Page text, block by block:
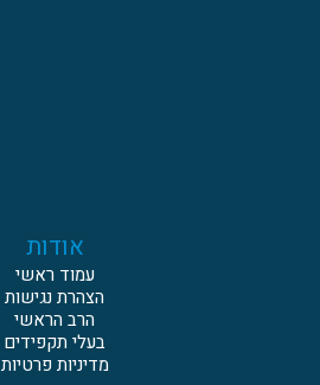
אודות
עמוד ראשי
הצהרת נגישות
הרב הראשי
בעלי תקפידים
מדיניות פרטיות